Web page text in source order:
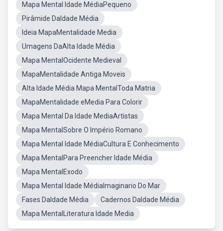
Mapa Mental Idade MédiaPequeno
Pirâmide DaIdade Média
Ideia MapaMentalidade Media
Umagens DaAlta Idade Média
Mapa MentalOcidente Medieval
MapaMentalidade Antiga Moveis
Alta Idade Média Mapa MentalToda Matria
MapaMentalidade eMedia Para Colorir
Mapa Mental Da Idade MediaArtistas
Mapa MentalSobre O Império Romano
Mapa Mental Idade MédiaCultura E Conhecimento
Mapa MentalPara Preencher Idade Média
Mapa MentalExodo
Mapa Mental Idade MédiaImaginario Do Mar
Fases DaIdade Média
Cadernos DaIdade Média
Mapa MentalLiteratura Idade Media